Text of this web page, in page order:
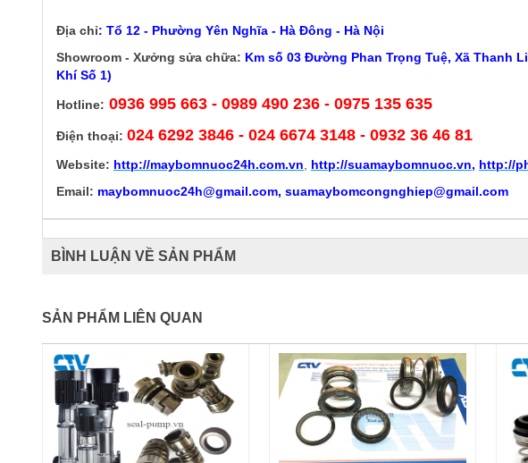
Địa chỉ: Tổ 12 - Phường Yên Nghĩa - Hà Đông - Hà Nội
Showroom - Xưởng sửa chữa: Km số 03 Đường Phan Trọng Tuệ, Xã Thanh
Khí Số 1)
Hotline: 0936 995 663 - 0989 490 236 - 0975 135 635
Điện thoại: 024 6292 3846 - 024 6674 3148 - 0932 36 46 81
Website: http://maybomnuoc24h.com.vn http://suamaybomnuoc.vn, http://
Email: maybomnuoc24h@gmail.com, suamaybomcongnghiep@gmail.com
BÌNH LUẬN VỀ SẢN PHẨM
SẢN PHẨM LIÊN QUAN